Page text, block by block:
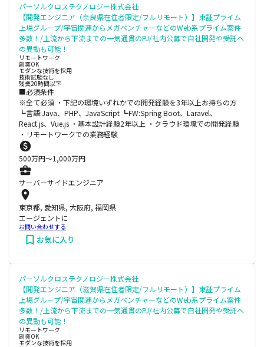
パーソルクロステクノロジー株式会社
【開発エンジニア（奈良県在住者限定/フルリモート）】東証プライム
上場グループ/宇宙関連からメガベンチャーなどのWeb系プライム案件
多数！/上流から下流までの一気通貫のPJ/社内公募で自社開発や受託へ
の異動も可能！
リモートワーク
副業OK
モダンな技術を採用
技術試験なし
残業20時間以下
■必須条件
※全て必須 ・下記の環境いずれかでの開発経験を3年以上お持ちの方
┗言語:Java、PHP、JavaScript ┗FW:Spring Boot、Laravel、
React.js、Vue.js ・基本設計経験2年以上 ・クラウド環境での開発経験
・リモートワークでの業務経験
500万円〜1,000万円
サーバーサイドエンジニア
東京都, 愛知県, 大阪府, 福岡県
エージェントに
お問い合わせする
お気に入り
パーソルクロステクノロジー株式会社
【開発エンジニア（滋賀県在住者限定/フルリモート）】東証プライム
上場グループ/宇宙関連からメガベンチャーなどのWeb系プライム案件
多数！/上流から下流までの一気通貫のPJ/社内公募で自社開発や受託へ
の異動も可能！
リモートワーク
副業OK
モダンな技術を採用